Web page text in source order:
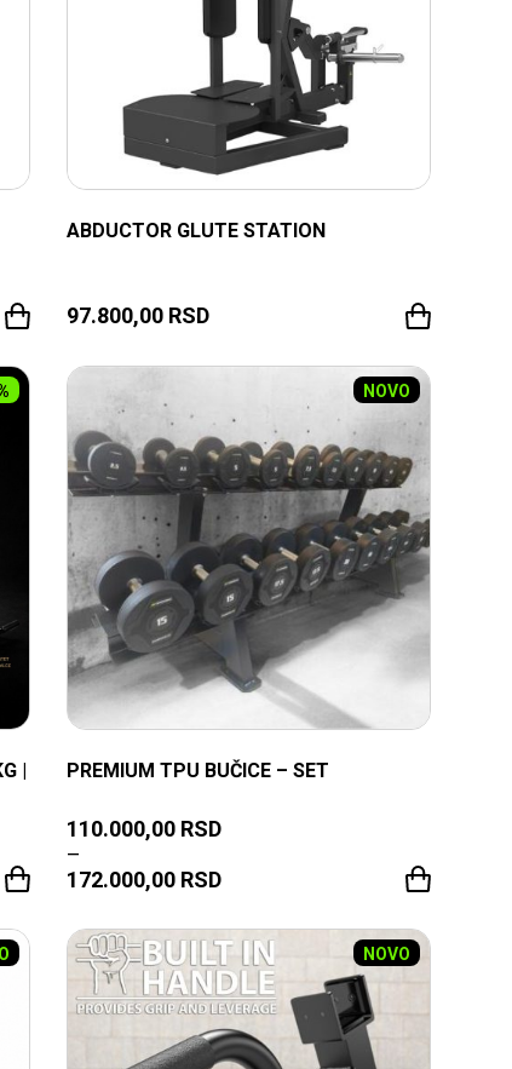
ABDUCTOR GLUTE STATION
97.800,00 RSD
|
NOVO
PREMIUM TPU BUČICE – SET
110.000,00 RSD
–
172.000,00 RSD
TRENUTNO NEDOSTUPNO
NOVO